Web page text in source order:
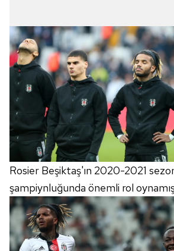
Rosier Beşiktaş'ın 2020-2021
şampiynluğunda önemli rol